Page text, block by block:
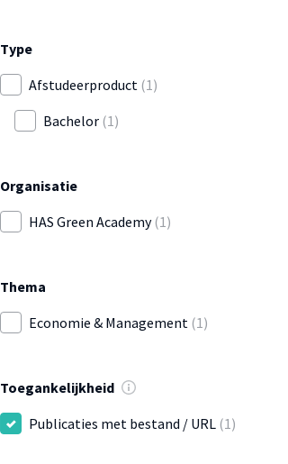
Type
Afstudeerproduct (1)
Bachelor (1)
Organisatie
HAS Green Academy(1)
Thema
Economie & Management (1)
Toegankelijkheid
Publicaties met bestand / URL (1)